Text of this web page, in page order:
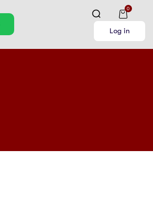
0
Log in